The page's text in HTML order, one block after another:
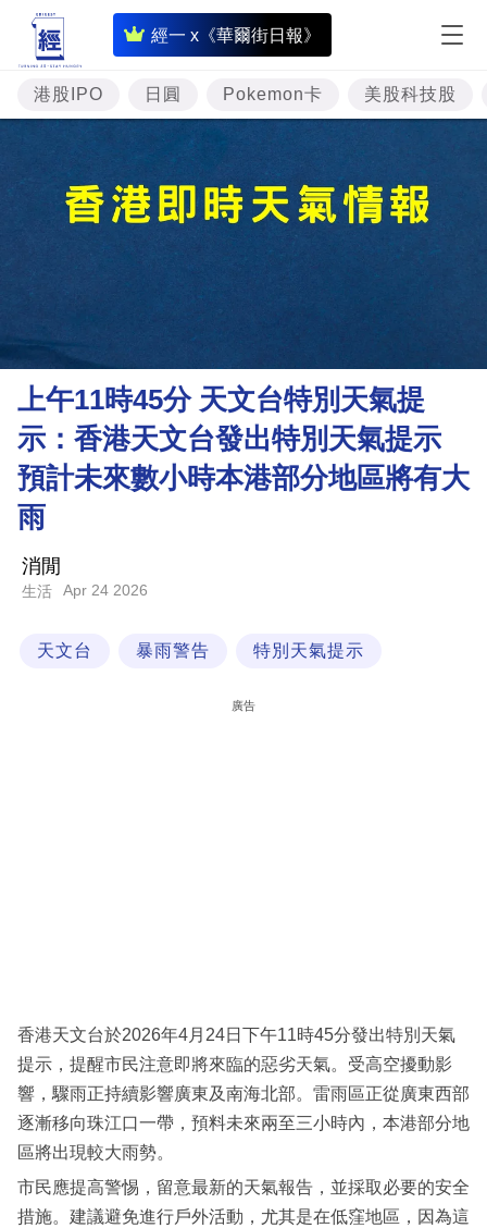
經一 x《華爾街日報》
即
時
財
經
題
投
理
財
商
業
職
生
港股IPO 日圓 Pokemon卡 美股科技股
上午11時45分 天文台特別天氣提
示：香港天文台發出特別天氣提示
預計未來數小時本港部分地區將有大
雨
消閒
生活 Apr 24 2026
天文台 暴雨警告 特別天氣提示
廣告
香港天文台於2026年4月24日下午11時45分發出特別天氣
提示，提醒市民注意即將來臨的惡劣天氣。受高空擾動影
響，驟雨正持續影響廣東及南海北部。雷雨區正從廣東西部
逐漸移向珠江口一帶，預料未來兩至三小時內，本港部分地
區將出現較大雨勢。
市民應提高警惕，留意最新的天氣報告，並採取必要的安全
措施。建議避免進行戶外活動，尤其是在低窪地區，因為這